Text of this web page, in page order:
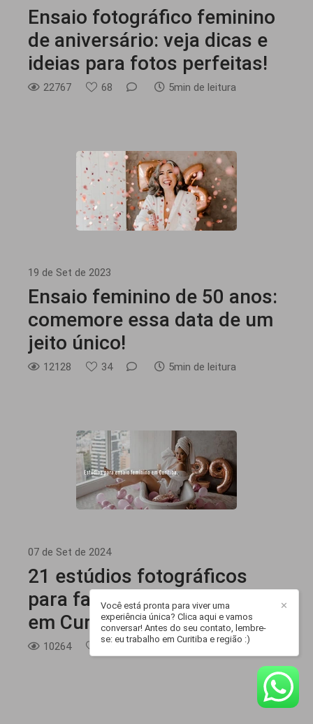
Ensaio fotográfico feminino
de aniversário: veja dicas e
ideias para fotos perfeitas!
22767 68 5min de leitura
19 de Set de 2023
Ensaio feminino de 50 anos:
comemore essa data de um
jeito único!
12128 34 5min de leitura
07 de Set de 2024
21 estúdios fotográficos
para fazer ensaio feminino
em Curitiba
10264 46 12min de leitura
✕
Você está pronta para viver uma
experiência única? Clica aqui e vamos
conversar! Antes do seu contato, lembre-
se: eu trabalho em Curitiba e região :)